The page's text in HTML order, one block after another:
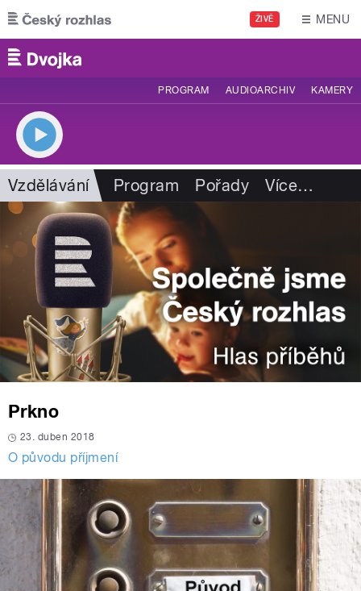
Přejít k hlavnímu obsahu
ŽIVĚ MENU
PROGRAM AUDIOARCHIV KAMERY
Vzdělávání Program Pořady Více…
Prkno
23. duben 2018
O původu příjmení